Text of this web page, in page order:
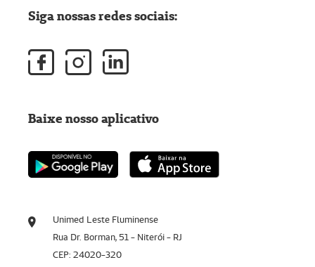
Unimed Leste Fluminense
Rua Dr. Borman, 51 - Niterói - RJ
CEP: 24020-320
Siga nossas redes sociais:
Baixe nosso aplicativo